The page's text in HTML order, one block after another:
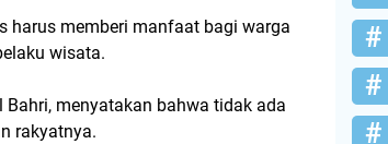
harus memberi manfaat bagi warga
wisata.
menyatakan bahwa tidak ada
rakyatnya.